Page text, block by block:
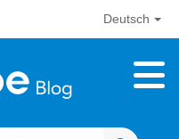
Deutsch